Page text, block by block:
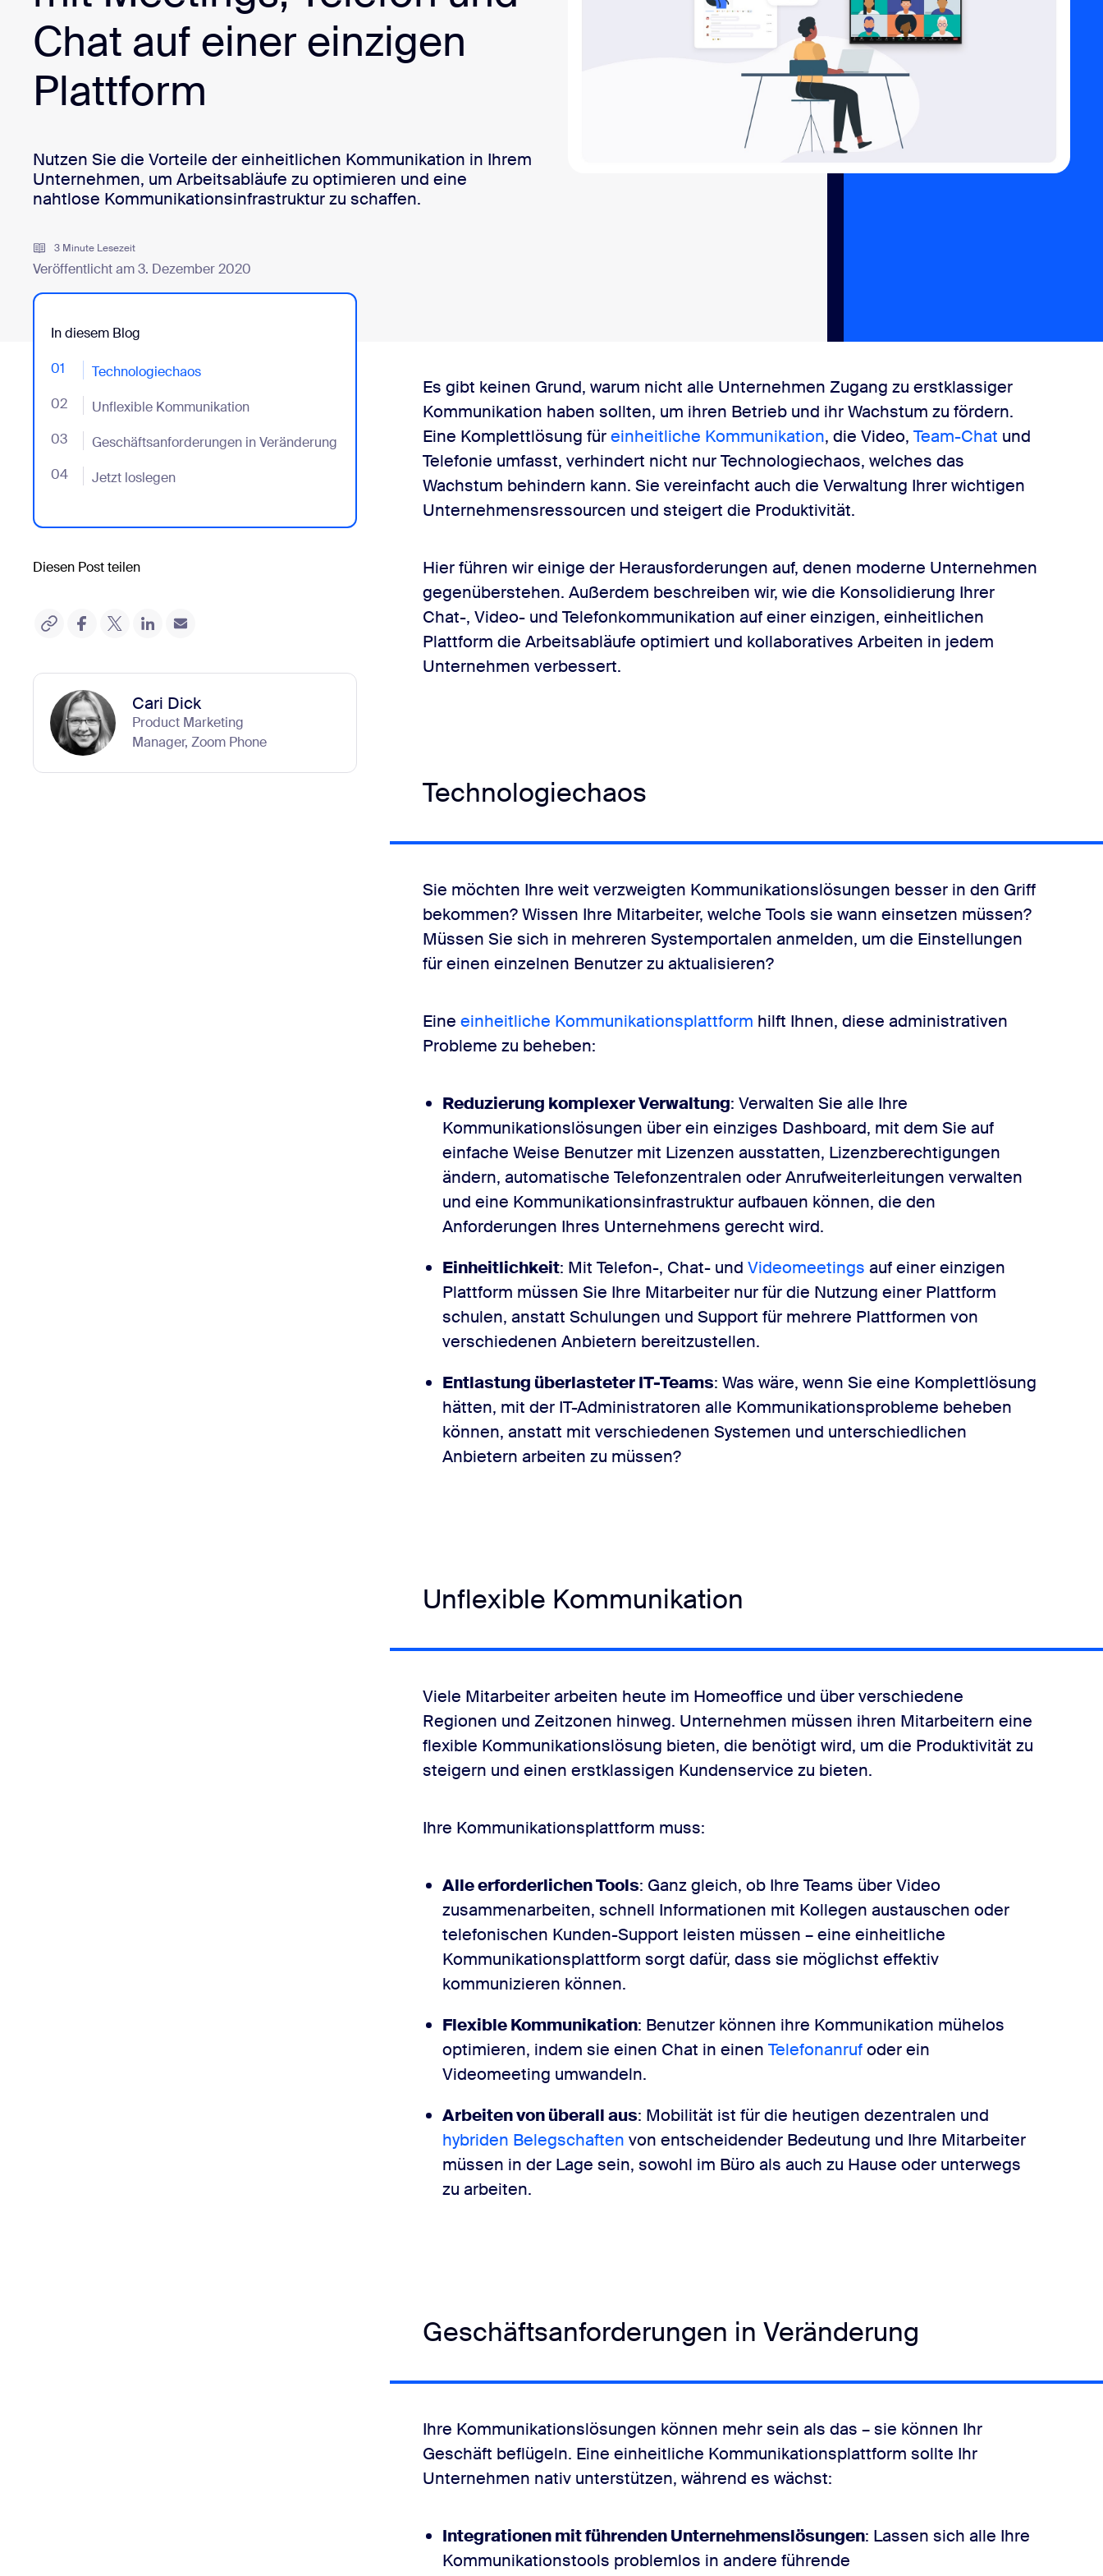
Auf dem Desktop installieren Kontakt aufnehmen
Chat auf einer einzigen
Plattform
Nutzen Sie die Vorteile der einheitlichen Kommunikation in Ihrem
Unternehmen, um Arbeitsabläufe zu optimieren und eine
nahtlose Kommunikationsinfrastruktur zu schaffen.
3 Minute Lesezeit
Veröffentlicht am 3. Dezember 2020
In diesem Blog
01 Technologiechaos
- Jumplink to Technologiechaos
02 Unflexible Kommunikation
- Jumplink to Unflexible Kommunikation
03 Geschäftsanforderungen in Veränderung
- Jumplink to Geschäftsanforderungen in Veränderung
04 Jetzt loslegen
- Jumplink to Jetzt loslegen
Diesen Post teilen
Cari Dick
Product Marketing
Manager, Zoom Phone
Es gibt keinen Grund, warum nicht alle Unternehmen Zugang zu erstklassiger
Kommunikation haben sollten, um ihren Betrieb und ihr Wachstum zu fördern.
Eine Komplettlösung füreinheitliche Kommunikation, die Video, Team-Chat und
Telefonie umfasst, verhindert nicht nur Technologiechaos, welches das
Wachstum behindern kann. Sie vereinfacht auch die Verwaltung Ihrer wichtigen
Unternehmensressourcen und steigert die Produktivität.
Hier führen wir einige der Herausforderungen auf, denen moderne Unternehmen
gegenüberstehen. Außerdem beschreiben wir, wie die Konsolidierung Ihrer
Chat-, Video- und Telefonkommunikation auf einer einzigen, einheitlichen
Plattform die Arbeitsabläufe optimiert und kollaboratives Arbeiten in jedem
Unternehmen verbessert.
Technologiechaos
Sie möchten Ihre weit verzweigten Kommunikationslösungen besser in den Griff
bekommen? Wissen Ihre Mitarbeiter, welche Tools sie wann einsetzen müssen?
Müssen Sie sich in mehreren Systemportalen anmelden, um die Einstellungen
für einen einzelnen Benutzer zu aktualisieren?
Eine einheitliche Kommunikationsplattform hilft Ihnen, diese administrativen
Probleme zu beheben:
Reduzierung komplexer Verwaltung: Verwalten Sie alle Ihre
Kommunikationslösungen über ein einziges Dashboard, mit dem Sie auf
einfache Weise Benutzer mit Lizenzen ausstatten, Lizenzberechtigungen
ändern, automatische Telefonzentralen oder Anrufweiterleitungen verwalten
und eine Kommunikationsinfrastruktur aufbauen können, die den
Anforderungen Ihres Unternehmens gerecht wird.
Einheitlichkeit: Mit Telefon-, Chat- und Videomeetings auf einer einzigen
Plattform müssen Sie Ihre Mitarbeiter nur für die Nutzung einer Plattform
schulen, anstatt Schulungen und Support für mehrere Plattformen von
verschiedenen Anbietern bereitzustellen.
Entlastung überlasteter IT-Teams: Was wäre, wenn Sie eine Komplettlösung
hätten, mit der IT-Administratoren alle Kommunikationsprobleme beheben
können, anstatt mit verschiedenen Systemen und unterschiedlichen
Anbietern arbeiten zu müssen?
Unflexible Kommunikation
Viele Mitarbeiter arbeiten heute im Homeoffice und über verschiedene
Regionen und Zeitzonen hinweg. Unternehmen müssen ihren Mitarbeitern eine
flexible Kommunikationslösung bieten, die benötigt wird, um die Produktivität zu
steigern und einen erstklassigen Kundenservice zu bieten.
Ihre Kommunikationsplattform muss:
Alle erforderlichen Tools: Ganz gleich, ob Ihre Teams über Video
zusammenarbeiten, schnell Informationen mit Kollegen austauschen oder
telefonischen Kunden-Support leisten müssen – eine einheitliche
Kommunikationsplattform sorgt dafür, dass sie möglichst effektiv
kommunizieren können.
Flexible Kommunikation: Benutzer können ihre Kommunikation mühelos
optimieren, indem sie einen Chat in einen Telefonanrufoder ein
Videomeeting umwandeln.
Arbeiten von überall aus: Mobilität ist für die heutigen dezentralen und
hybriden Belegschaften von entscheidender Bedeutung und Ihre Mitarbeiter
müssen in der Lage sein, sowohl im Büro als auch zu Hause oder unterwegs
zu arbeiten.
Geschäftsanforderungen in Veränderung
Ihre Kommunikationslösungen können mehr sein als das – sie können Ihr
Geschäft beflügeln. Eine einheitliche Kommunikationsplattform sollte Ihr
Unternehmen nativ unterstützen, während es wächst:
Integrationen mit führenden Unternehmenslösungen: Lassen sich alle Ihre
Kommunikationstools problemlos in andere führende